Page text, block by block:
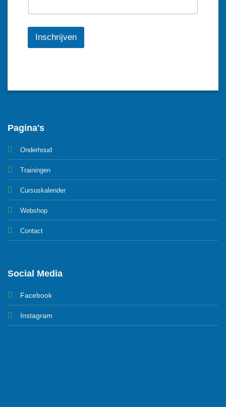
Inschrijven
Pagina's
Onderhoud
Trainingen
Cursuskalender
Webshop
Contact
Social Media
Facebook
Instagram